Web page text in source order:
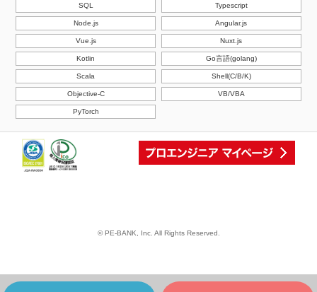
SQL Typescript
Node.js Angular.js
Vue.js Nuxt.js
Kotlin Go言語(golang)
Scala Shell(C/B/K)
Objective-C VB/VBA
PyTorch
© PE-BANK, Inc. All Rights Reserved.